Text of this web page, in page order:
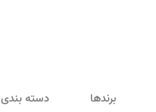
برندها دسته